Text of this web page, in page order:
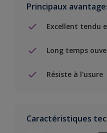
Principaux
Excellent tendu
Long temps
Résiste à l'usure
Caractéristiques